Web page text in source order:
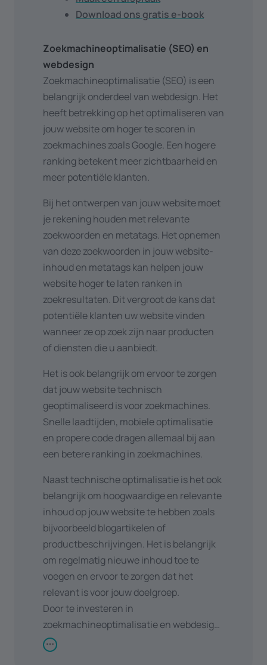
Download ons gratis e-book
Zoekmachineoptimalisatie (SEO) en
webdesign
Zoekmachineoptimalisatie (SEO) is een
belangrijk onderdeel van webdesign. Het
heeft betrekking op het optimaliseren van
jouw website om hoger te scoren in
zoekmachines zoals Google. Een hogere
ranking betekent meer zichtbaarheid en
meer potentiële klanten.
Bij het ontwerpen van jouw website moet
je rekening houden met relevante
zoekwoorden en metatags. Het opnemen
van deze zoekwoorden in jouw website-
inhoud en metatags kan helpen jouw
website hoger te laten ranken in
zoekresultaten. Dit vergroot de kans dat
potentiële klanten uw website vinden
wanneer ze op zoek zijn naar producten
of diensten die u aanbiedt.
Het is ook belangrijk om ervoor te zorgen
dat jouw website technisch
geoptimaliseerd is voor zoekmachines.
Snelle laadtijden, mobiele optimalisatie
en propere code dragen allemaal bij aan
een betere ranking in zoekmachines.
Naast technische optimalisatie is het ook
belangrijk om hoogwaardige en relevante
inhoud op jouw website te hebben zoals
bijvoorbeeld blogartikelen of
productbeschrijvingen. Het is belangrijk
om regelmatig nieuwe inhoud toe te
voegen en ervoor te zorgen dat het
relevant is voor jouw doelgroep.
Door te investeren in
zoekmachineoptimalisatie en webdesign
kan je jouw online aanwezigheid